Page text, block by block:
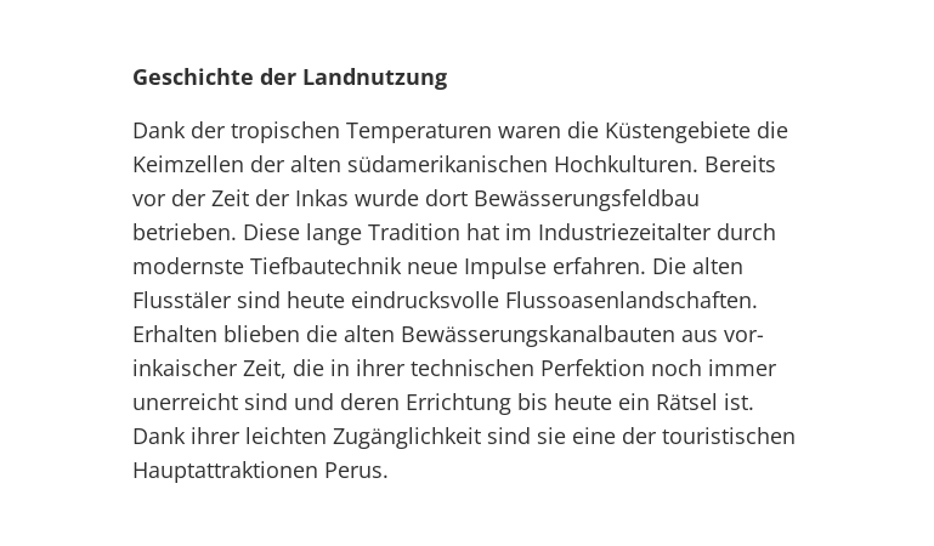
Geschichte der Landnutzung
Dank der tropischen Temperaturen waren die Küstengebiete die
Keimzellen der alten südamerikanischen Hochkulturen. Bereits
vor der Zeit der Inkas wurde dort Bewässerungsfeldbau
betrieben. Diese lange Tradition hat im Industriezeitalter durch
modernste Tiefbautechnik neue Impulse erfahren. Die alten
Flusstäler sind heute eindrucksvolle Flussoasenlandschaften.
Erhalten blieben die alten Bewässerungskanalbauten aus vor-
inkaischer Zeit, die in ihrer technischen Perfektion noch immer
unerreicht sind und deren Errichtung bis heute ein Rätsel ist.
Dank ihrer leichten Zugänglichkeit sind sie eine der touristischen
Hauptattraktionen Perus.